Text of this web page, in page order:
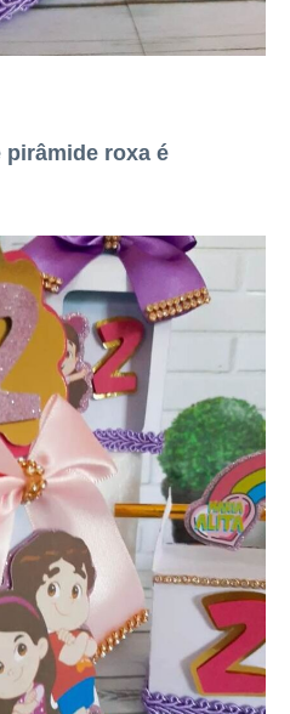
pirâmide roxa é